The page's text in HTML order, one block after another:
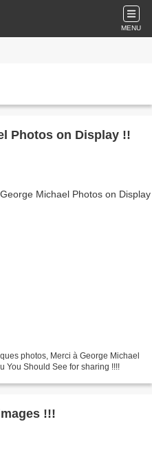
MENU
Photos on Display !!
photos, Merci à George Michael
You Should See for sharing !!!!
!!!